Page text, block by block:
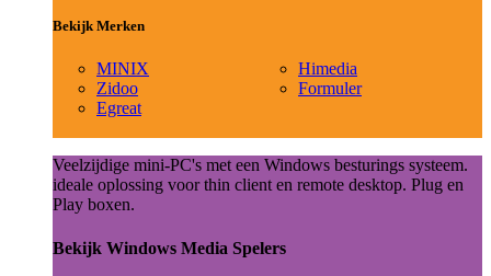
Bekijk Merken
MINIX
Zidoo
Egreat
Himedia
Formuler
Veelzijdige mini-PC's met een Windows besturings systeem.
ideale oplossing voor thin client en remote desktop. Plug en
Play boxen.
Bekijk Windows Media Spelers